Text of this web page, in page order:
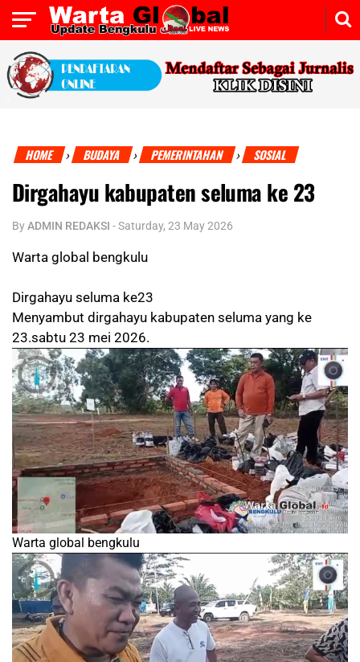
HOME › BUDAYA › PEMERINTAHAN › SOSIAL
Dirgahayu kabupaten seluma ke 23
ByADMIN REDAKSI -Saturday, 23 May 2026
Warta global bengkulu
Dirgahayu seluma ke23
Menyambut dirgahayu kabupaten seluma yang ke
23.sabtu 23 mei 2026.
Warta global bengkulu